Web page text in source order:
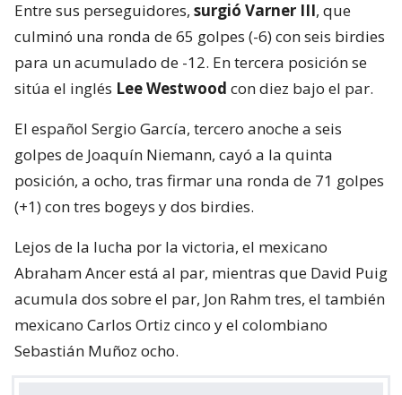
Entre sus perseguidores, surgió Varner III, que
culminó una ronda de 65 golpes (-6) con seis birdies
para un acumulado de -12. En tercera posición se
sitúa el inglés Lee Westwood con diez bajo el par.
El español Sergio García, tercero anoche a seis
golpes de Joaquín Niemann, cayó a la quinta
posición, a ocho, tras firmar una ronda de 71 golpes
(+1) con tres bogeys y dos birdies.
Lejos de la lucha por la victoria, el mexicano
Abraham Ancer está al par, mientras que David Puig
acumula dos sobre el par, Jon Rahm tres, el también
mexicano Carlos Ortiz cinco y el colombiano
Sebastián Muñoz ocho.